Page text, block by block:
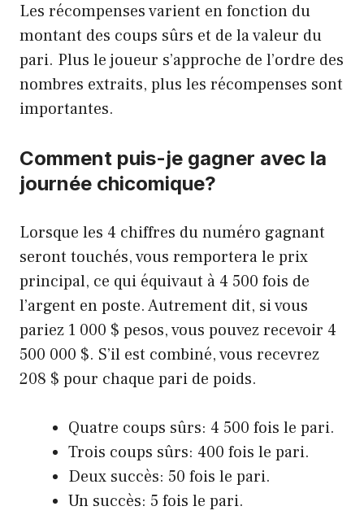
Les récompenses varient en fonction du
montant des coups sûrs et de la valeur du
pari. Plus le joueur s’approche de l’ordre des
nombres extraits, plus les récompenses sont
importantes.
Comment puis-je gagner avec la
journée chicomique?
Lorsque les 4 chiffres du numéro gagnant
seront touchés, vous remportera le prix
principal, ce qui équivaut à 4 500 fois de
l’argent en poste. Autrement dit, si vous
pariez 1 000 $ pesos, vous pouvez recevoir 4
500 000 $. S’il est combiné, vous recevrez
208 $ pour chaque pari de poids.
Quatre coups sûrs: 4 500 fois le pari.
Trois coups sûrs: 400 fois le pari.
Deux succès: 50 fois le pari.
Un succès: 5 fois le pari.